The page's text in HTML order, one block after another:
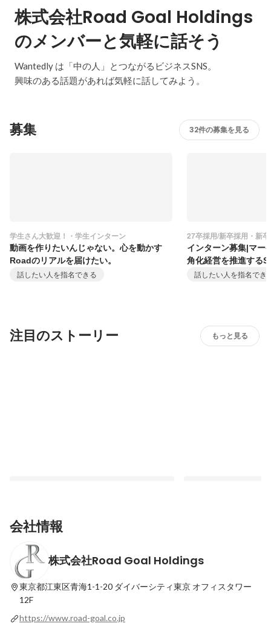
株式会社Road Goal Holdings
のメンバーと気軽に話そう
Wantedly は「中の人」とつながるビジネスSNS。
興味のある話題があれば気軽に話してみよう。
募集 32件の募集を見る
学生さん大歓迎！・学生インターン
動画を作りたいんじゃない。心を動かす
Roadのリアルを届けたい。
話したい人を指名できる
27卒採用/新卒採用・新卒
インターン募集|マー
角化経営を推進する
話したい人を指名でき
注目のストーリー もっと見る
深夜2時、オフィスはスタジアム。サムラ
イブルーからRoadグループが受け取った
「非連続な成長の数理」
最新順で表示
ただの業績発表なら
いて喜ぶ、Roadの総
最新順で表示
会社情報
株式会社Road Goal Holdings
東京都江東区青海1-1-20 ダイバーシティ東京 オフィスタワー
12F
https://www.road-goal.co.jp